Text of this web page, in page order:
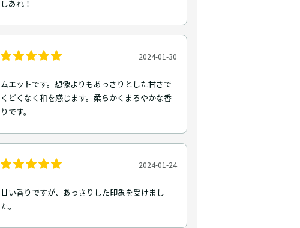
しあれ！
2024-01-30
ムエットです。想像よりもあっさりとした甘さで
くどくなく和を感じます。柔らかくまろやかな香
りです。
2024-01-24
甘い香りですが、あっさりした印象を受けまし
た。